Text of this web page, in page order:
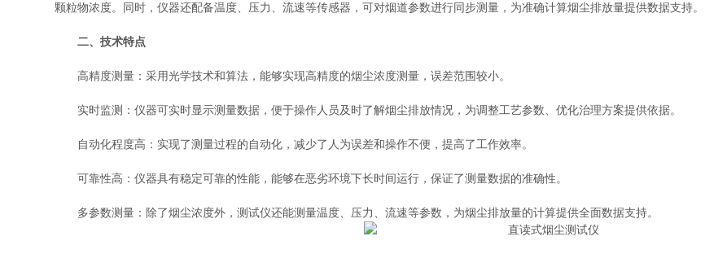
颗粒物浓度。同时，仪器还配备温度、压力、流速等传感器，可对烟道参数进行同步测量，为准确计算烟尘排放量提供数据支持。
二、技术特点
高精度测量：采用光学技术和算法，能够实现高精度的烟尘浓度测量，误差范围较小。
实时监测：仪器可实时显示测量数据，便于操作人员及时了解烟尘排放情况，为调整工艺参数、优化治理方案提供依据。
自动化程度高：实现了测量过程的自动化，减少了人为误差和操作不便，提高了工作效率。
可靠性高：仪器具有稳定可靠的性能，能够在恶劣环境下长时间运行，保证了测量数据的准确性。
多参数测量：除了烟尘浓度外，测试仪还能测量温度、压力、流速等参数，为烟尘排放量的计算提供全面数据支持。